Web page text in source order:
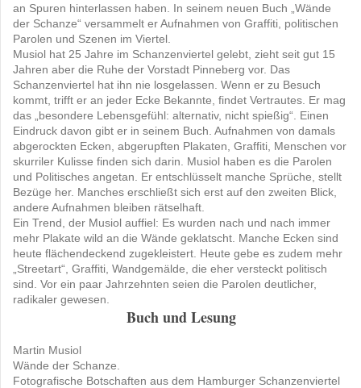
an Spuren hinterlassen haben. In seinem neuen Buch „Wände
der Schanze“ versammelt er Aufnahmen von Graffiti, politischen
Parolen und Szenen im Viertel.
Musiol hat 25 Jahre im Schanzenviertel gelebt, zieht seit gut 15
Jahren aber die Ruhe der Vorstadt Pinneberg vor. Das
Schanzenviertel hat ihn nie losgelassen. Wenn er zu Besuch
kommt, trifft er an jeder Ecke Bekannte, findet Vertrautes. Er mag
das „besondere Lebensgefühl: alternativ, nicht spießig“. Einen
Eindruck davon gibt er in seinem Buch. Aufnahmen von damals
abgerockten Ecken, abgerupften Plakaten, Graffiti, Menschen vor
skurriler Kulisse finden sich darin. Musiol haben es die Parolen
und Politisches angetan. Er entschlüsselt manche Sprüche, stellt
Bezüge her. Manches erschließt sich erst auf den zweiten Blick,
andere Aufnahmen bleiben rätselhaft.
Ein Trend, der Musiol auffiel: Es wurden nach und nach immer
mehr Plakate wild an die Wände geklatscht. Manche Ecken sind
heute flächendeckend zugekleistert. Heute gebe es zudem mehr
„Streetart“, Graffiti, Wandgemälde, die eher versteckt politisch
sind. Vor ein paar Jahrzehnten seien die Parolen deutlicher,
radikaler gewesen.
Buch und Lesung
Martin Musiol
Wände der Schanze.
Fotografische Botschaften aus dem Hamburger Schanzenviertel